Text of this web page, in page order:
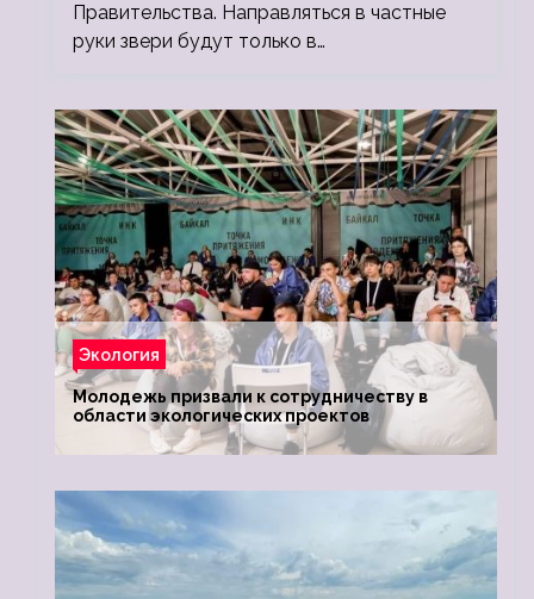
Правительства. Направляться в частные
руки звери будут только в…
Экология
Молодежь призвали к сотрудничеству в
области экологических проектов